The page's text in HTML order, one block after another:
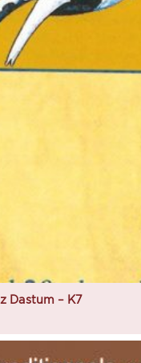
Dastum – K7